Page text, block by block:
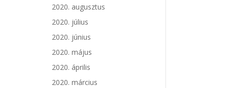
2020. augusztus
2020. július
2020. június
2020. május
2020. április
2020. március